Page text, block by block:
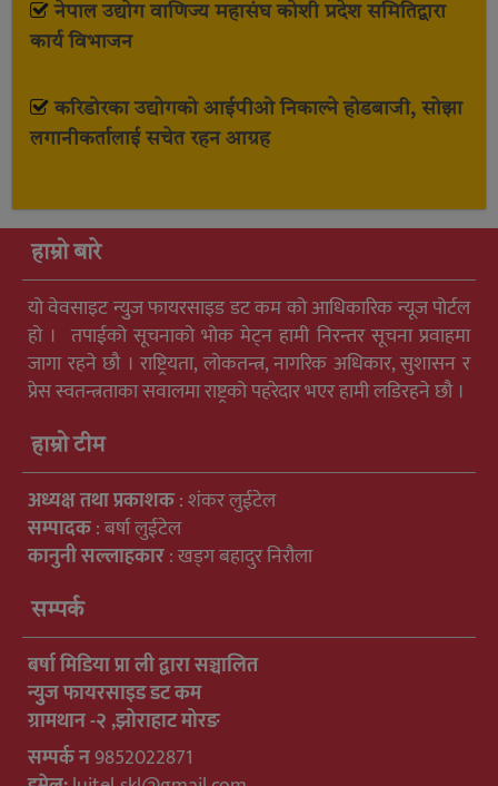
नेपाल उद्योग वाणिज्य महासंघ कोशी प्रदेश समितिद्वारा
कार्य विभाजन
करिडोरका उद्योगको आईपीओ निकाल्ने होडबाजी, सोझा
लगानीकर्तालाई सचेत रहन आग्रह
हाम्रो बारे
यो वेवसाइट न्युुज फायरसाइड डट कम को आधिकारिक न्यूज पोर्टल
हो । तपाईको सूचनाको भोक मेट्न हामी निरन्तर सूचना प्रवाहमा
जागा रहने छौ । राष्ट्रियता, लोकतन्त्र, नागरिक अधिकार, सुशासन र
प्रेस स्वतन्त्रताका सवालमा राष्ट्रको पहरेदार भएर हामी लडिरहने छौ ।
हाम्रो टीम
अध्यक्ष तथा प्रकाशक: शंकर लुईटेल
सम्पादक: बर्षा लुईटेल
कानुनी सल्लाहकार: खड्ग बहादुर निरौला
सम्पर्क
बर्षा मिडिया प्रा ली द्वारा सञ्चालित
न्युुज फायरसाइड डट कम
ग्रामथान -२ ,झोराहाट मोरङ
सम्पर्क न9852022871